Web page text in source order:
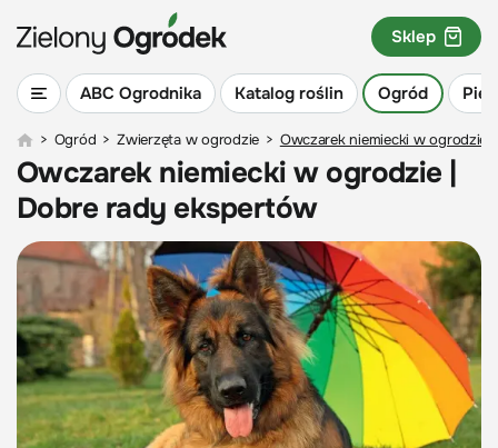
ABC Ogrodnika Katalog roślin Ogród
Sklep
> Ogród > Zwierzęta w ogrodzie > Owczarek niemiecki w ogrodzie
Owczarek niemiecki w ogrodzie |
Dobre rady ekspertów